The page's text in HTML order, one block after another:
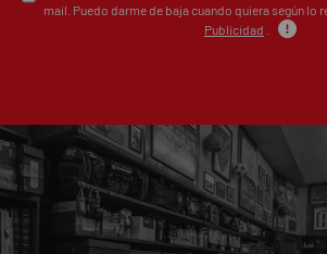
mail. Puedo darme de baja cuando quiera según lo
Publicidad